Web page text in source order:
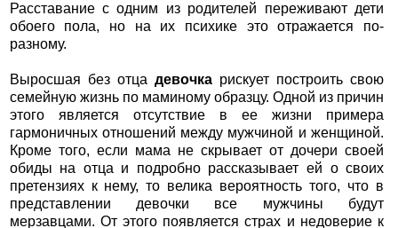
Расставание с одним из родителей переживают дети
обоего пола, но на их психике это отражается по-
разному.
Выросшая без отца девочкарискует построить свою
семейную жизнь по маминому образцу. Одной из причин
этого является отсутствие в ее жизни примера
гармоничных отношений между мужчиной и женщиной.
Кроме того, если мама не скрывает от дочери своей
обиды на отца и подробно рассказывает ей о своих
претензиях к нему, то велика вероятность того, что в
представлении девочки все мужчины будут
мерзавцами. От этого появляется страх и недоверие к